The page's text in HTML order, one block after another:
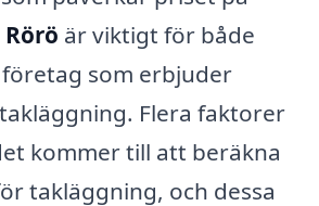
är viktigt för både
som erbjuder
Flera faktorer
kommer till att beräkna
takläggning, och dessa